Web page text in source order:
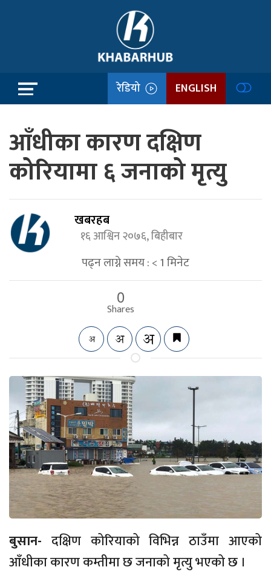
रेडियो ENGLISH
आँधीका कारण दक्षिण
कोरियामा ६ जनाको मृत्यु
खबरहब
१६ आश्विन २०७६, बिहीबार
पढ्न लाग्ने समय :< 1मिनेट
0
Shares
बुसान- दक्षिण कोरियाको विभिन्न ठाउँमा आएको
आँधीका कारण कम्तीमा छ जनाको मृत्यु भएको छ ।